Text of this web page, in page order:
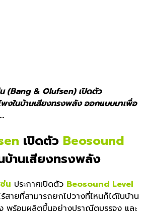
(Bang & Olufsen) เปิดตัว
งในบ้านเสียงทรงพลัง ออกแบบมาเพื่อ
เปิดตัว Beosound
บ้านเสียงทรงพลัง
น ประกาศเปิดตัว Beosound Level
สายที่สามารถยกไปวางที่ไหนก็ได้ในบ้าน
พร้อมผลิตขึ้นอย่างปราณีตบรรจง และ